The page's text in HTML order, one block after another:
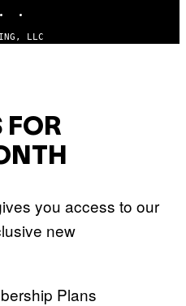
LLC
FOR
you access to our
new
Plans